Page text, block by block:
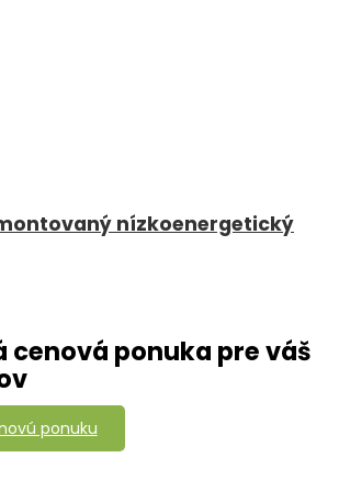
nízkoenergetický
cenová ponuka pre váš
ponuku